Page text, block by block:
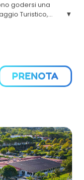
godersi una
Turistico,
che va da
suggestivi del
PRENOTA